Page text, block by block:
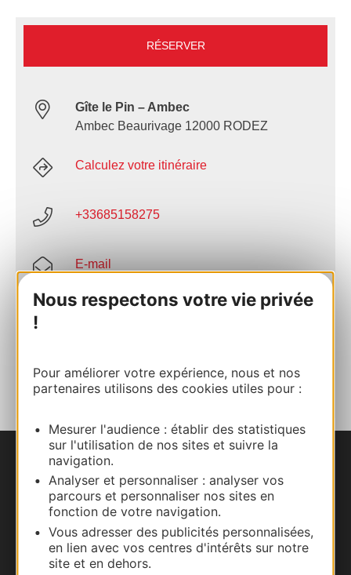
Nous respectons votre vie privée
!
Pour améliorer votre expérience, nous et nos
partenaires utilisons des cookies utiles pour :
Mesurer l'audience : établir des statistiques
sur l'utilisation de nos sites et suivre la
navigation.
Analyser et personnaliser : analyser vos
parcours et personnaliser nos sites en
fonction de votre navigation.
Vous adresser des publicités personnalisées,
en lien avec vos centres d'intérêts sur notre
site et en dehors.
RÉSERVER
Gîte le Pin – Ambec
Ambec Beaurivage 12000 RODEZ
Calculez votre itinéraire
+33685158275
E-mail
Site internet
AU CARNET
Nous contacter
Carte interactive
Documentation